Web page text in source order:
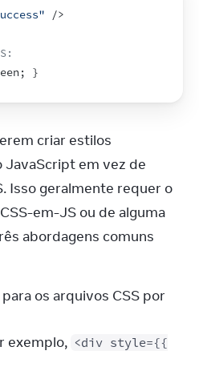
/>
; }
criar estilos
em vez de
Isso geralmente requer o
em-JS ou de alguma
abordagens comuns
os arquivos CSS por
exemplo, <div style={{